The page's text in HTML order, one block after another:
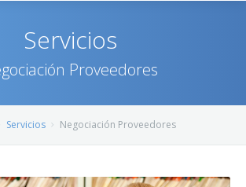
Servicios
Proveedores
Servicios Negociación Proveedores